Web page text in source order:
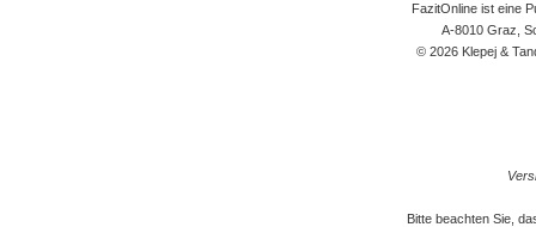
FazitOnline ist eine
A-8010 Graz,
© 2026 Klepej &
Bitte beachten Sie,